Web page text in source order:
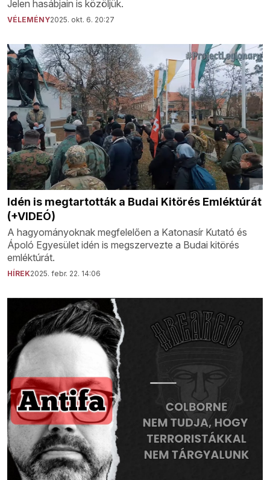
Jelen hasábjain is közöljük.
VÉLEMÉNY2025. okt. 6. 20:27
Idén is megtartották a Budai Kitörés Emléktúrát
(+VIDEÓ)
A hagyományoknak megfelelően a Katonasír Kutató és
Ápoló Egyesület idén is megszervezte a Budai kitörés
emléktúrát.
HÍREK2025. febr. 22. 14:06